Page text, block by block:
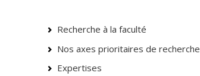
Recherche à la faculté
Nos axes prioritaires de recherche
Expertises